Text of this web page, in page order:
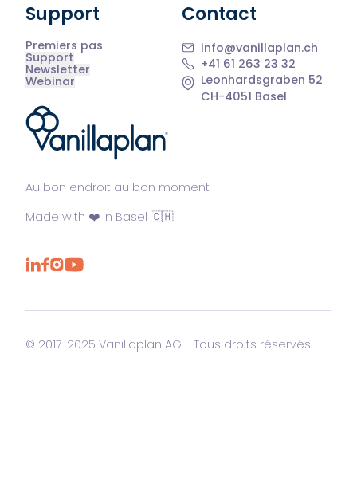
®
Au bon endroit au bon moment
Made with ❤️ in Basel 🇨🇭
Support
Premiers pas
Support
Newsletter
Webinar
Contact
info@vanillaplan.ch
+41 61 263 23 32
Leonhardsgraben 52
CH-4051 Basel
© 2017-2025 Vanillaplan AG - Tous droits réservés.